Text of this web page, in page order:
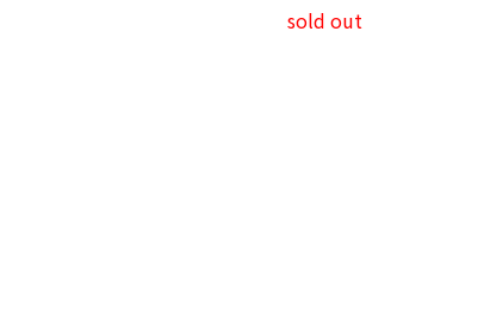
sold out